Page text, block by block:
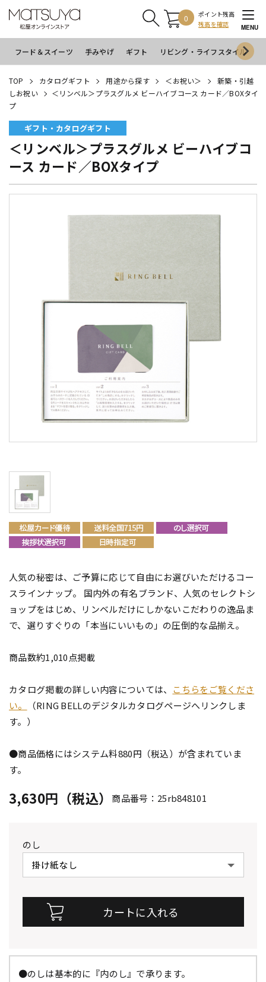
0
ポイント残高
残高を確認
MENU
フード＆スイーツ 手みやげ ギフト リビング・ライフスタイル
TOP カタログギフト 用途から探す ＜お祝い＞
新築・引越
しお祝い
＜リンベル＞プラスグルメ ビーハイブコース カード／BOXタイ
プ
ギフト・カタログギフト
＜リンベル＞プラスグルメ ビーハイブコ
ース カード／BOXタイプ
人気の秘密は、ご予算に応じて自由にお選びいただけるコー
スラインナップ。 国内外の有名ブランド、人気のセレクトシ
ョップをはじめ、リンベルだけにしかないこだわりの逸品ま
で、選りすぐりの「本当にいいもの」の圧倒的な品揃え。
商品数約1,010点掲載
カタログ掲載の詳しい内容については、 こちらをご覧くださ
い。
（RING BELLのデジタルカタログページへリンクしま
す。）
●商品価格にはシステム料880円（税込）が含まれていま
す。
3,630円（税込） 商品番号：25rb848101
のし
●のしは基本的に『内のし』で承ります。